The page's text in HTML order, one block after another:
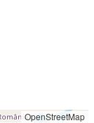
OpenStreetMap